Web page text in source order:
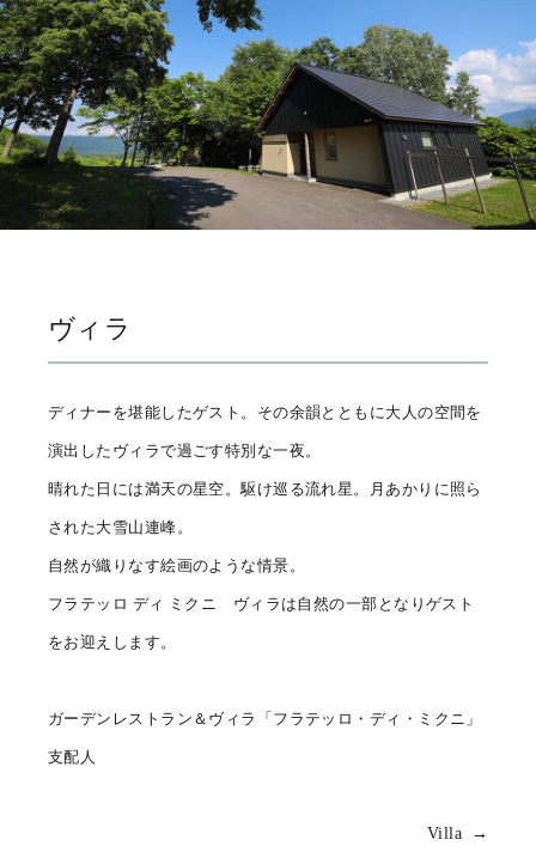
ヴィラ
ディナーを堪能したゲスト。その余韻とともに大人の空間を
演出したヴィラで過ごす特別な一夜。
晴れた日には満天の星空。駆け巡る流れ星。月あかりに照ら
された大雪山連峰。
自然が織りなす絵画のような情景。
フラテッロ ディ ミクニ ヴィラは自然の一部となりゲスト
をお迎えします。
ガーデンレストラン＆ヴィラ「フラテッロ・ディ・ミクニ」
支配人
Villa →